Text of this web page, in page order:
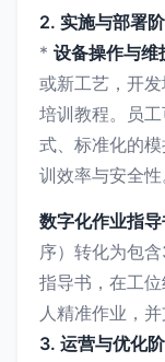
2. 实施与部署阶
* 设备操作与维
或新工艺，开发
培训教程。员
式、标准化的
训效率与安全性
数字化作业指导
序）转化为包
指导书，在工
人精准作业，并
3. 运营与优化阶